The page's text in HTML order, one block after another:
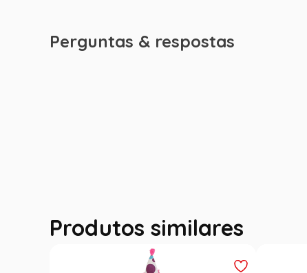
Perguntas & respostas
Produtos similares